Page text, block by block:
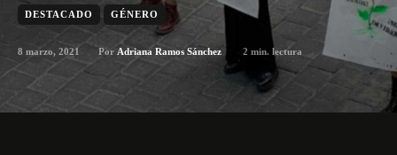
DESTACADO GÉNERO
8 marzo, 2021 Por Adriana Ramos Sánchez 2 min. lectura